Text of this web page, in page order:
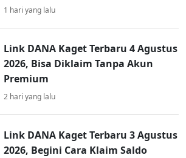
1 hari yang lalu
Link DANA Kaget Terbaru 4 Agustus
2026, Bisa Diklaim Tanpa Akun
Premium
2 hari yang lalu
Link DANA Kaget Terbaru 3 Agustus
2026, Begini Cara Klaim Saldo